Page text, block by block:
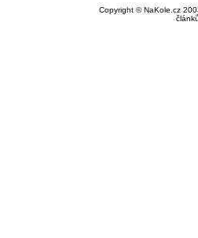
Copyright © NaKole.cz